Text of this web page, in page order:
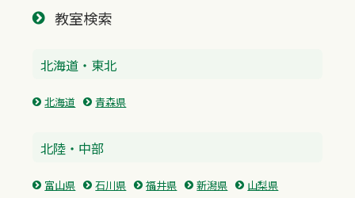
教室検索
北海道・東北
北海道 青森県
北陸・中部
富山県 石川県 福井県 新潟県
山梨県